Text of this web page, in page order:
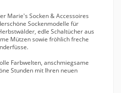
Marie's Socken & Accessoires
Sockenmodelle für
edle Schaltücher aus
Mützen sowie fröhlich freche
Farbwelten, anschmiegsame
Stunden mit Ihren neuen